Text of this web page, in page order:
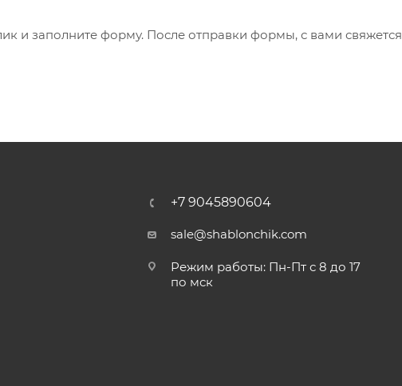
и заполните форму. После отправки формы, с вами свяжется
+7 9045890604
sale@shablonchik.com
Режим работы: Пн-Пт с 8 до 17
по мск